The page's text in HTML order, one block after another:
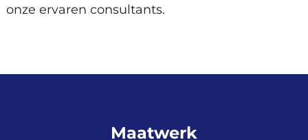
Donderdag 17 September 2026
Virtueel.
onze ervaren consultants.
Maatwerk